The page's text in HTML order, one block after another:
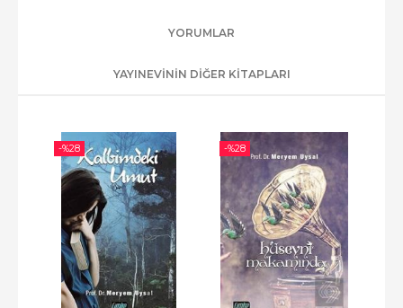
YORUMLAR
YAYINEVININ DIĞER KITAPLARI
-%28 -%28